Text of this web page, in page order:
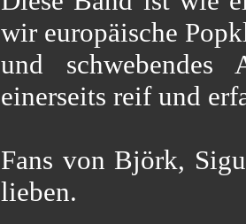
wir europäische
und schwebendes
einerseits reif und
Fans von Björk,
lieben.